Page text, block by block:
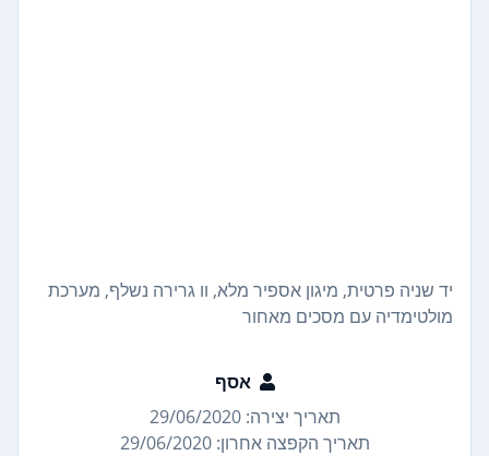
יד שניה פרטית, מיגון אספיר מלא, וו גרירה נשלף, מערכת
מולטימדיה עם מסכים מאחור
אסף
תאריך יצירה: 29/06/2020
תאריך הקפצה אחרון: 29/06/2020